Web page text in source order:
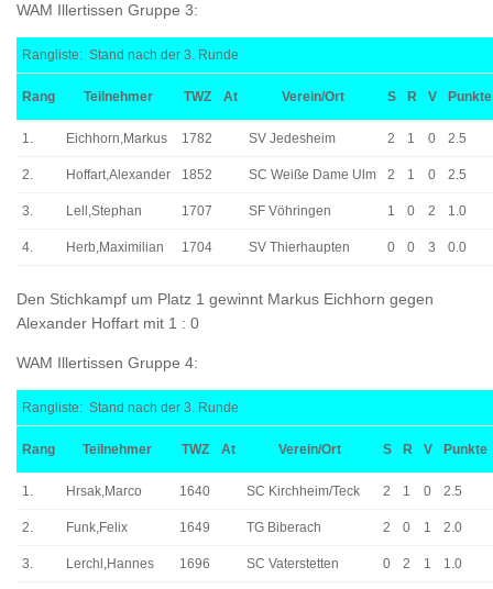
WAM Illertissen Gruppe 3:
Rangliste: Stand nach der 3. Runde
Rang Teilnehmer TWZ At Verein/Ort S R V Punkte
1. Eichhorn,Markus 1782 SV Jedesheim 2 1 0 2.5
2. Hoffart,Alexander 1852 SC Weiße Dame Ulm 2 1 0 2.5
3. Lell,Stephan 1707 SF Vöhringen 1 0 2 1.0
4. Herb,Maximilian 1704 SV Thierhaupten 0 0 3 0.0
Den Stichkampf um Platz 1 gewinnt Markus Eichhorn gegen
Alexander Hoffart mit 1 : 0
WAM Illertissen Gruppe 4:
Rangliste: Stand nach der 3. Runde
Rang Teilnehmer TWZ At Verein/Ort S R V Punkte
1. Hrsak,Marco 1640 SC Kirchheim/Teck 2 1 0 2.5
2. Funk,Felix 1649 TG Biberach 2 0 1 2.0
3. Lerchl,Hannes 1696 SC Vaterstetten 0 2 1 1.0